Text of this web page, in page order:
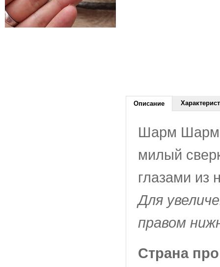
Описание
Шарм Шарм
милый
глазами из
Для
правом
Страна